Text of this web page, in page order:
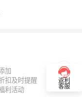
返利
客服